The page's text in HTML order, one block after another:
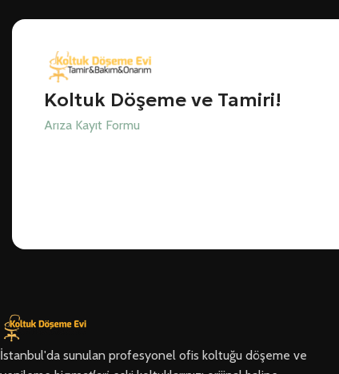
Koltuk Döşeme ve Tamiri!
Arıza Kayıt Formu
İstanbul'da sunulan profesyonel ofis koltuğu döşeme ve